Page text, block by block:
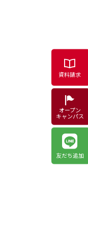
資料請求
オープン
キャンパス
友だち追加